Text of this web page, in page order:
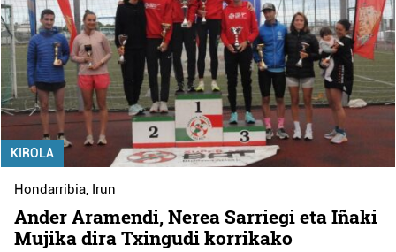
KIROLA
Hondarribia, Irun
Ander Aramendi, Nerea Sarriegi eta Iñaki
Mujika dira Txingudi korrikako